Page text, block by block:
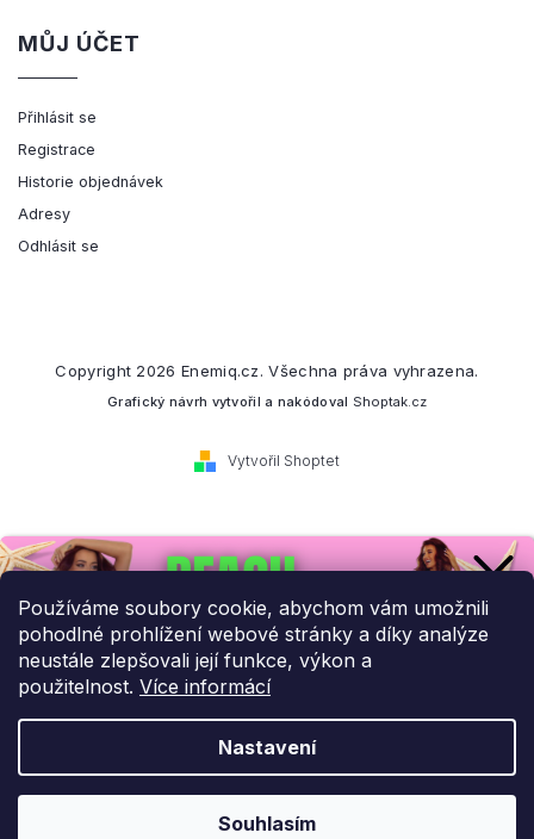
Používáme soubory cookie, abychom vám umožnili
pohodlné prohlížení webové stránky a díky analýze
neustále zlepšovali její funkce, výkon a
použitelnost. Více informácí
Nastavení
Souhlasím
MŮJ ÚČET
Přihlásit se
Registrace
Historie objednávek
Adresy
Odhlásit se
Vytvořil Shoptet
Copyright 2026 Enemiq.cz. Všechna práva vyhrazena.
Grafický návrh vytvořil a nakódoval Shoptak.cz
Přihlaste se k našemu
newsletteru.
Budeme vám posílat informace o našich novinkách a slevových
akcích.
Odebírat newsletter
UPLATNIT SLEVU!